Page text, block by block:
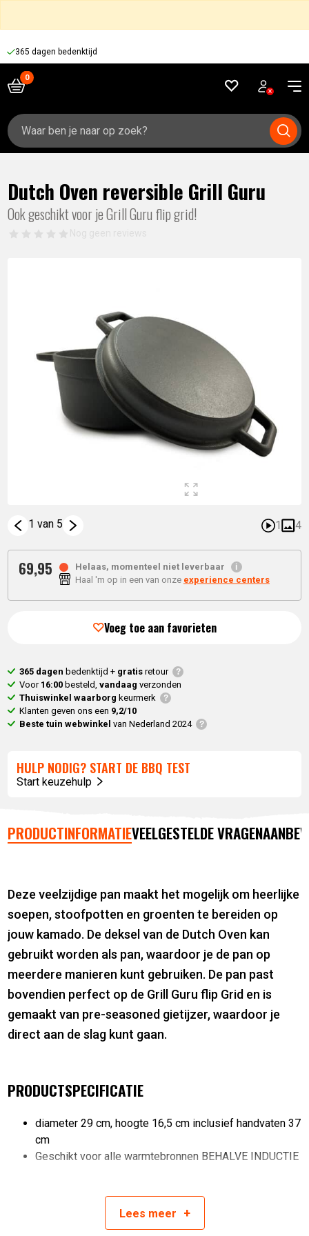
365 dagen bedenktijd
Zoeken
naar:
Dutch Oven reversible Grill Guru
Ook geschikt voor je Grill Guru flip grid!
1 van 5 1 4
69,95
Helaas, momenteel niet leverbaar
Haal 'm op in een van onze experience centers
Voeg toe aan favorieten
365 dagen bedenktijd + gratisretour
Voor 16:00 besteld,vandaag verzonden
Thuiswinkel waarborg keurmerk
Klanten geven ons een 9,2/10
Beste tuin webwinkel van Nederland 2024
HULP NODIG? START DE BBQ TEST
Start keuzehulp
PRODUCTINFORMATIEVEELGESTELDE VRAGEN
Deze veelzijdige pan maakt het mogelijk om heerlijke
soepen, stoofpotten en groenten te bereiden op
jouw kamado. De deksel van de Dutch Oven kan
gebruikt worden als pan, waardoor je de pan op
meerdere manieren kunt gebruiken. De pan past
bovendien perfect op de Grill Guru flip Grid en is
gemaakt van pre-seasoned gietijzer, waardoor je
direct aan de slag kunt gaan.
PRODUCTSPECIFICATIE
diameter 29 cm, hoogte 16,5 cm inclusief handvaten 37
cm
Geschikt voor alle warmtebronnen BEHALVE INDUCTIE
Past deze Dutch Oven in jouw kamado?
Deze Dutch Oven is geschikt voor de volgende modellen:
Lees meer +